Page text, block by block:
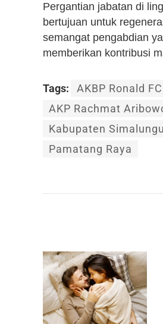
Pergantian jabatan di
bertujuan untuk
semangat pengabdian
memberikan kontribusi
Tags: AKBP Ronald
AKP Rachmat
Kabupaten
Pamatang Raya